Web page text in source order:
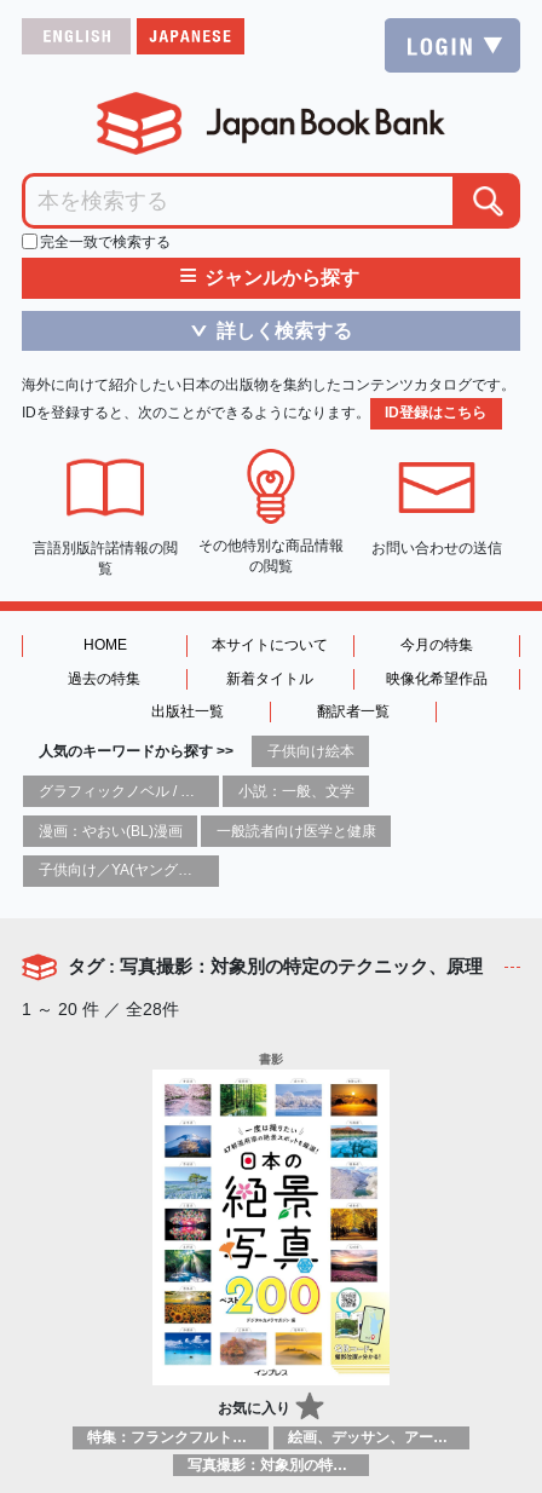
完全一致で検索する
≡ ジャンルから探す
＞ 詳しく検索する
海外に向けて紹介したい日本の出版物を集約したコンテンツカタログです。
IDを登録すると、次のことができるようになります。
ID登録はこちら
言語別版許諾情報の閲
覧
その他特別な商品情報
の閲覧
お問い合わせの送信
HOME 本サイトについて
今月の特集
過去の特集
新着タイトル
映像化希望作品
出版社一覧
翻訳者一覧
人気のキーワードから探す >> 子供向け絵本
小説：一般、文学
漫画：やおい(BL)漫画 一般読者向け医学と健康
子供向け／YA(ヤングアダルト)向け一般：芸術&芸術家
タグ : 写真撮影：対象別の特定のテクニック、原理
1 ～ 20 件 ／ 全28件
お気に入り
特集：フランクフルト2025
絵画、デッサン、アートマニュアル
写真撮影：対象別の特定のテクニック、原理